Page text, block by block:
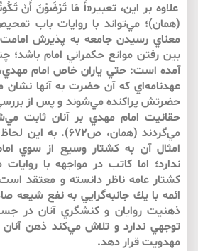
علاوه بر اين، تعبير«أَ مَا تَرْضَوْنَ أَنْ
(همان)؛ مي‌تواند با روايات باب
معناي رسيدن جامعه به پذيرش
بين رفتن موانع حكمراني امام باشد؛
آمده است: حتي ياران خاص امام
عهدنامه‌اي كه آن حضرت به آن­ها نشان
حضرتش پراكنده مي‌شوند و پس از
حقانيت امام مهدي بر آنان ثابت
مي‌گردند (همان، ص۶۷۲).
امثال آن به كشتار وسيع از سوي
ندارد؛ اما كاتب در مواجهه با روايات
كشتار عامه ناظر دانسته و معتقد است
ائمه با يك جانبه‌گرايي به نفع شيعه
ذهنيت روايان و كنشگري آنان در
توجهي ندارد و تلاش مي‌كند ذهن
مهدويت قرار دهد.